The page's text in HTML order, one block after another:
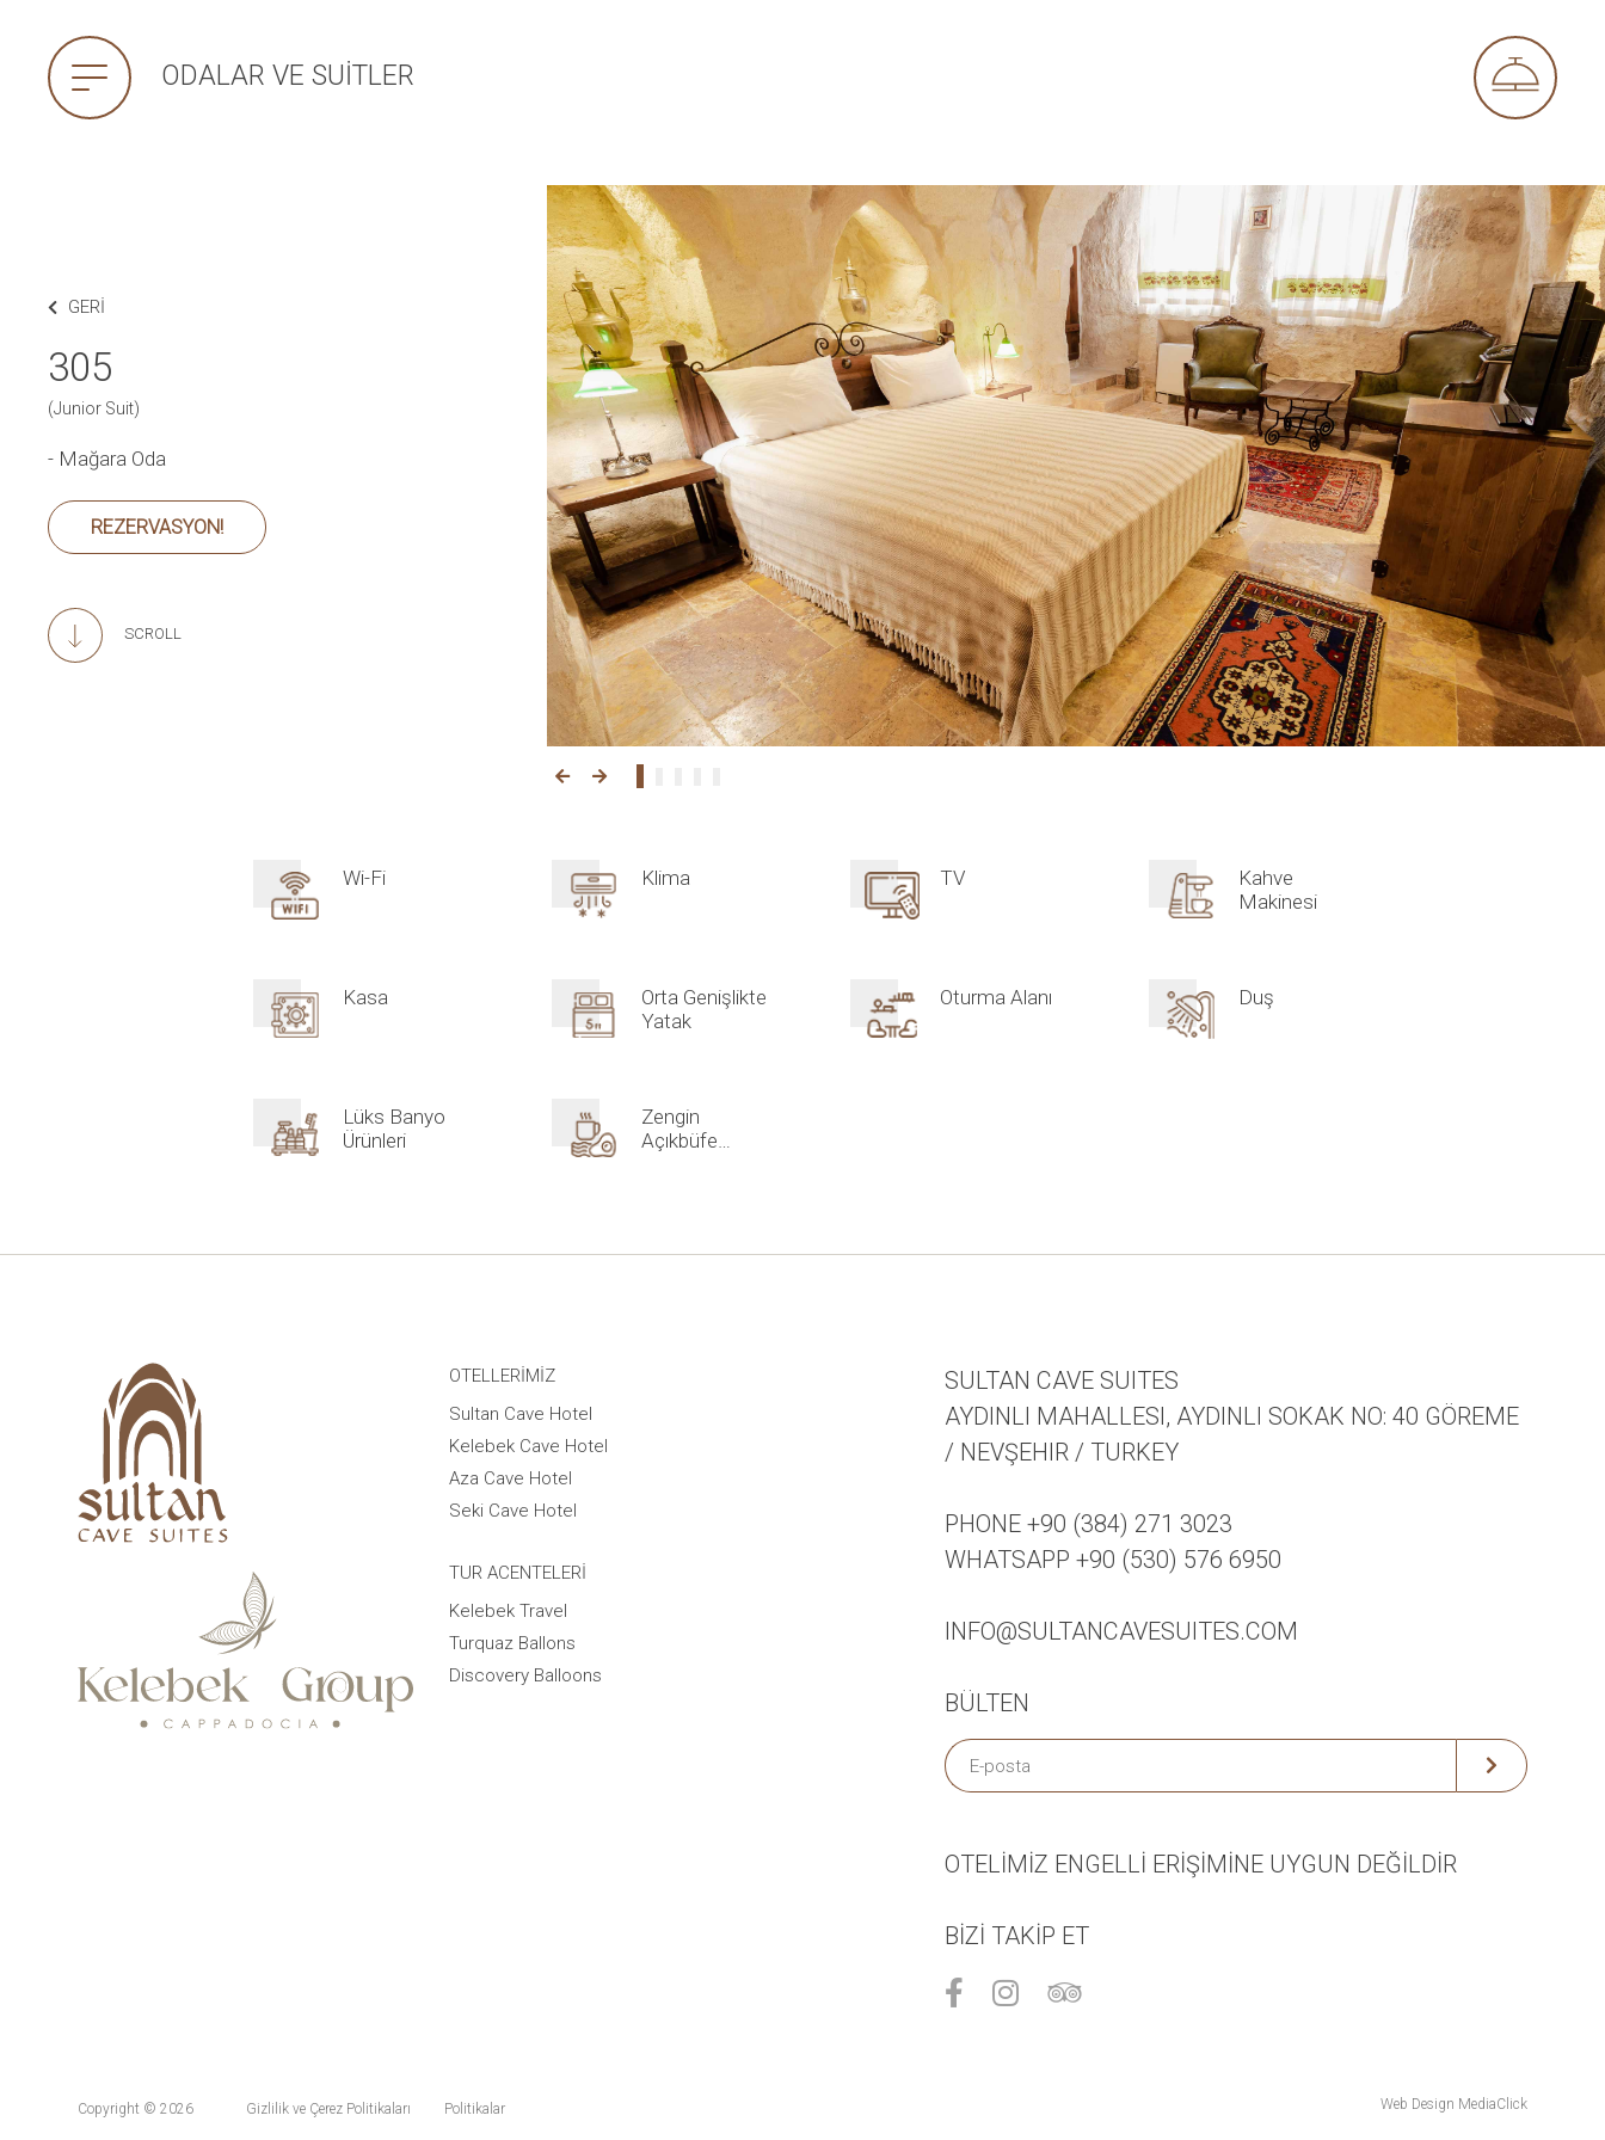
ODALAR VE SUITLER
GERI
305
(Junior Suit)
- Mağara Oda
REZERVASYON!
SCROLL
Wi-Fi Klima TV
Kahve
Makinesi
Kasa
Orta Genişlikte
Yatak
Oturma Alanı Duş
Lüks Banyo
Ürünleri
Zengin
Açıkbüfe
OTELLERIMIZ
Sultan Cave Hotel
Kelebek Cave Hotel
Aza Cave Hotel
Seki Cave Hotel
TUR ACENTELERI
Kelebek Travel
Turquaz Ballons
Discovery Balloons
SULTAN CAVE SUITES
AYDINLI MAHALLESI, AYDINLI SOKAK NO: 40 GÖREME
/ NEVŞEHIR / TURKEY
PHONE +90 (384) 271 3023
WHATSAPP +90 (530) 576 6950
INFO@SULTANCAVESUITES.COM
BÜLTEN
OTELİMİZ ENGELLİ ERİŞİMİNE UYGUN DEĞİLDİR
BIZI TAKIP ET
Copyright © 2026 Gizlilik ve Çerez Politikaları Politikalar Web Design MediaClick